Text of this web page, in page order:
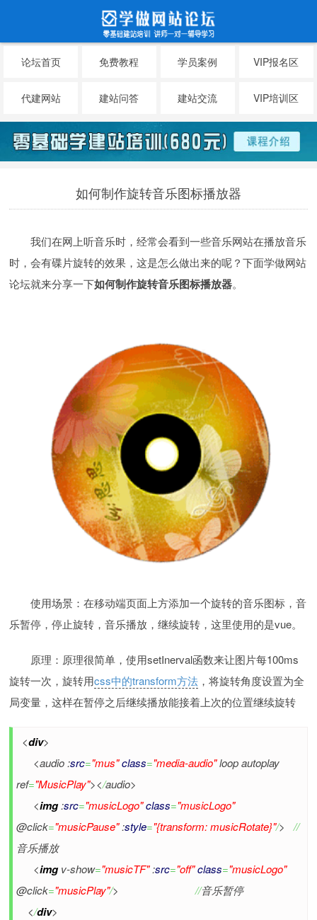
论坛首页 免费教程 学员案例 VIP报名区
代建网站 建站问答 建站交流 VIP培训区
如何制作旋转音乐图标播放器
我们在网上听音乐时，经常会看到一些音乐网站在播放音乐
时，会有碟片旋转的效果，这是怎么做出来的呢？下面学做网站
论坛就来分享一下如何制作旋转音乐图标播放器。
使用场景：在移动端页面上方添加一个旋转的音乐图标，音
乐暂停，停止旋转，音乐播放，继续旋转，这里使用的是vue。
原理：原理很简单，使用setInerval函数来让图片每100ms
旋转一次，旋转用css中的transform方法 ，将旋转角度设置为全
局变量，这样在暂停之后继续播放能接着上次的位置继续旋转
<div>
<audio :src="mus"class="media-audio"loop autoplay
ref="MusicPlay"></audio>
<img:src="musicLogo"class="musicLogo"
@click="musicPause":style="{transform: musicRotate}"/>//
音乐播放
<imgv-show="musicTF":src="off"class="musicLogo"
@click="musicPlay"/>//音乐暂停
</div>